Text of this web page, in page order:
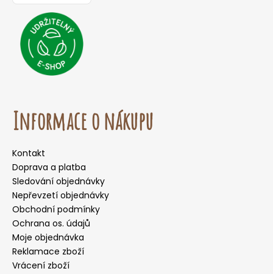
Informace o nákupu
Kontakt
Doprava a platba
Sledování objednávky
Nepřevzetí objednávky
Obchodní podmínky
Ochrana os. údajů
Moje objednávka
Reklamace zboží
Vrácení zboží